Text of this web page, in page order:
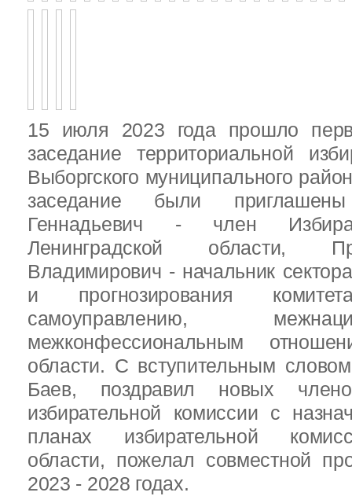
15 июля 2023 года прошло
заседание территориальной
Выборгского муниципального
заседание были
Геннадьевич - член
Ленинградской области,
Владимирович - начальник
и прогнозирования
самоуправлению,
межконфессиональным
области. С вступительным
Баев, поздравил новых
избирательной комиссии с
планах избирательной
области, пожелал совместной
2023 - 2028 годах.